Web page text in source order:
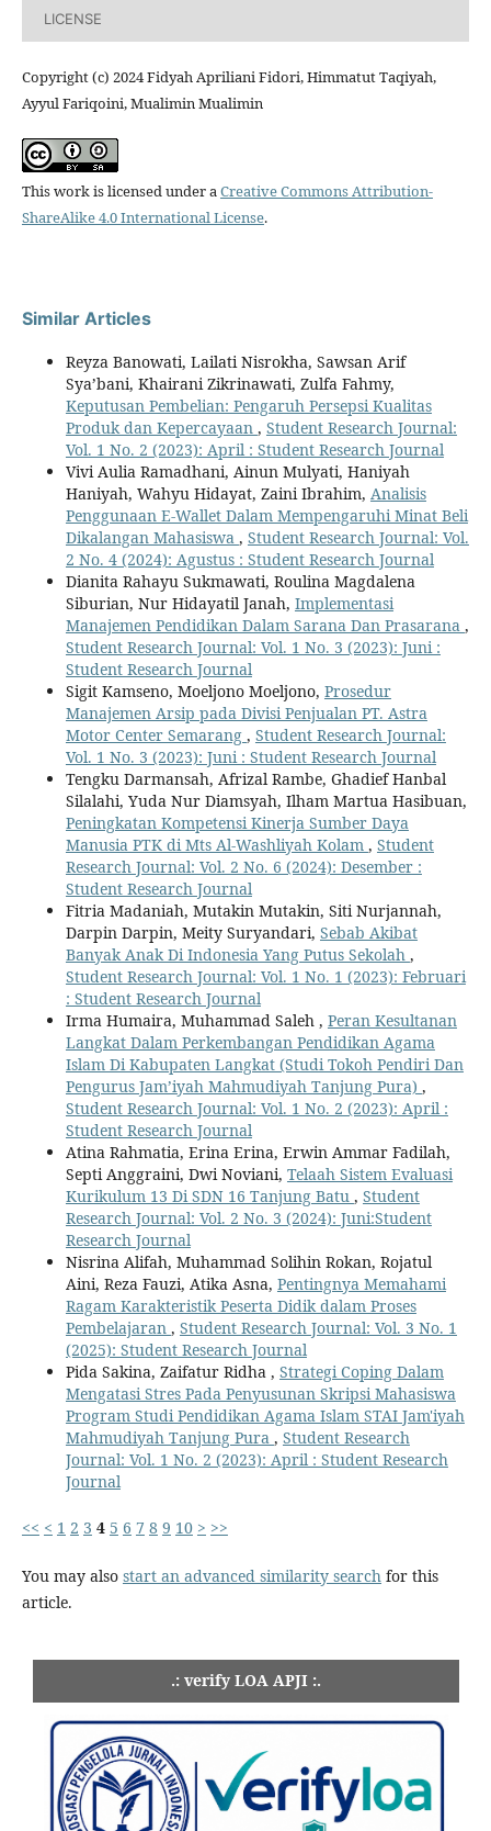
LICENSE
Copyright (c) 2024 Fidyah Apriliani Fidori, Himmatut Taqiyah,
Ayyul Fariqoini, Mualimin Mualimin
This work is licensed under aCreative Commons Attribution-
ShareAlike 4.0 International License.
Similar Articles
Reyza Banowati, Lailati Nisrokha, Sawsan Arif
Sya’bani, Khairani Zikrinawati, Zulfa Fahmy,
Keputusan Pembelian: Pengaruh Persepsi Kualitas
Produk dan Kepercayaan , Student Research Journal:
Vol. 1 No. 2 (2023): April : Student Research Journal
Vivi Aulia Ramadhani, Ainun Mulyati, Haniyah
Haniyah, Wahyu Hidayat, Zaini Ibrahim, Analisis
Penggunaan E-Wallet Dalam Mempengaruhi Minat Beli
Dikalangan Mahasiswa , Student Research Journal: Vol.
2 No. 4 (2024): Agustus : Student Research Journal
Dianita Rahayu Sukmawati, Roulina Magdalena
Siburian, Nur Hidayatil Janah, Implementasi
Manajemen Pendidikan Dalam Sarana Dan Prasarana ,
Student Research Journal: Vol. 1 No. 3 (2023): Juni :
Student Research Journal
Sigit Kamseno, Moeljono Moeljono, Prosedur
Manajemen Arsip pada Divisi Penjualan PT. Astra
Motor Center Semarang , Student Research Journal:
Vol. 1 No. 3 (2023): Juni : Student Research Journal
Tengku Darmansah, Afrizal Rambe, Ghadief Hanbal
Silalahi, Yuda Nur Diamsyah, Ilham Martua Hasibuan,
Peningkatan Kompetensi Kinerja Sumber Daya
Manusia PTK di Mts Al-Washliyah Kolam , Student
Research Journal: Vol. 2 No. 6 (2024): Desember :
Student Research Journal
Fitria Madaniah, Mutakin Mutakin, Siti Nurjannah,
Darpin Darpin, Meity Suryandari, Sebab Akibat
Banyak Anak Di Indonesia Yang Putus Sekolah ,
Student Research Journal: Vol. 1 No. 1 (2023): Februari
: Student Research Journal
Irma Humaira, Muhammad Saleh , Peran Kesultanan
Langkat Dalam Perkembangan Pendidikan Agama
Islam Di Kabupaten Langkat (Studi Tokoh Pendiri Dan
Pengurus Jam’iyah Mahmudiyah Tanjung Pura) ,
Student Research Journal: Vol. 1 No. 2 (2023): April :
Student Research Journal
Atina Rahmatia, Erina Erina, Erwin Ammar Fadilah,
Septi Anggraini, Dwi Noviani, Telaah Sistem Evaluasi
Kurikulum 13 Di SDN 16 Tanjung Batu , Student
Research Journal: Vol. 2 No. 3 (2024): Juni:Student
Research Journal
Nisrina Alifah, Muhammad Solihin Rokan, Rojatul
Aini, Reza Fauzi, Atika Asna, Pentingnya Memahami
Ragam Karakteristik Peserta Didik dalam Proses
Pembelajaran , Student Research Journal: Vol. 3 No. 1
(2025): Student Research Journal
Pida Sakina, Zaifatur Ridha , Strategi Coping Dalam
Mengatasi Stres Pada Penyusunan Skripsi Mahasiswa
Program Studi Pendidikan Agama Islam STAI Jam'iyah
Mahmudiyah Tanjung Pura , Student Research
Journal: Vol. 1 No. 2 (2023): April : Student Research
Journal
<< < 1 2 3 4 5 6 7 8 9 10 > >>
You may also start an advanced similarity searchfor this
article.
.: verify LOA APJI :.